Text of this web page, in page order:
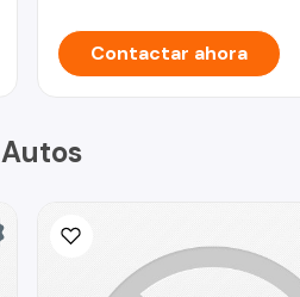
Contactar ahora